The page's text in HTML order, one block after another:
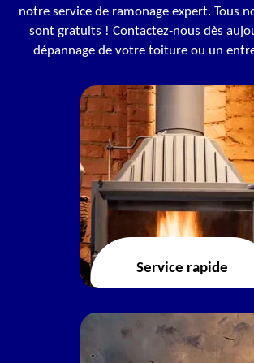
notre service de ramonage expert. Tous
sont gratuits ! Contactez-nous dès
dépannage de votre toiture ou un
Service rapide